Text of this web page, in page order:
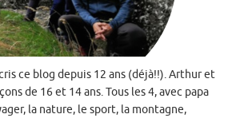
ce blog depuis 12 ans (déjà!!). Arthur et
de 16 et 14 ans. Tous les 4, avec papa
la nature, le sport, la montagne,